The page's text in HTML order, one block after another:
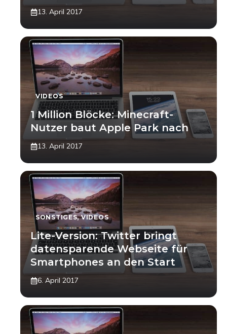
13. April 2017
VIDEOS
1 Million Blöcke: Minecraft-
Nutzer baut Apple Park nach
13. April 2017
SONSTIGES,VIDEOS
Lite-Version: Twitter bringt
datensparende Webseite für
Smartphones an den Start
6. April 2017